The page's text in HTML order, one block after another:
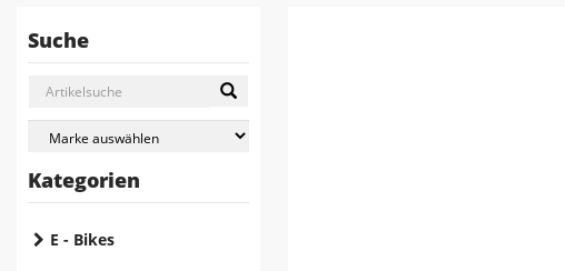
Suche
Kategorien
E - Bikes